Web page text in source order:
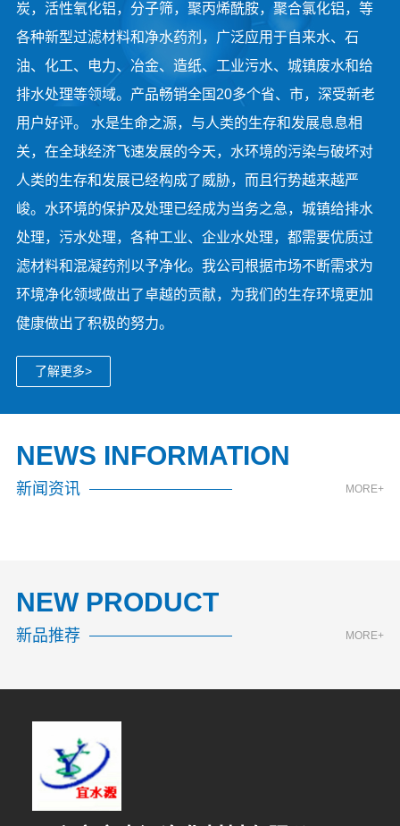
炭，活性氧化铝，分子筛，聚丙烯酰胺，聚合氯化铝，等
各种新型过滤材料和净水药剂，广泛应用于自来水、石
油、化工、电力、冶金、造纸、工业污水、城镇废水和给
排水处理等领域。产品畅销全国20多个省、市，深受新老
用户好评。 水是生命之源，与人类的生存和发展息息相
关，在全球经济飞速发展的今天，水环境的污染与破坏对
人类的生存和发展已经构成了威胁，而且行势越来越严
峻。水环境的保护及处理已经成为当务之急，城镇给排水
处理，污水处理，各种工业、企业水处理，都需要优质过
滤材料和混凝药剂以予净化。我公司根据市场不断需求为
环境净化领域做出了卓越的贡献，为我们的生存环境更加
健康做出了积极的努力。
了解更多>
NEWS INFORMATION
新闻资讯 MORE+
NEW PRODUCT
新品推荐 MORE+
6分钟前 韩先生 正在咨询
6分钟前 顾小姐 正在咨询